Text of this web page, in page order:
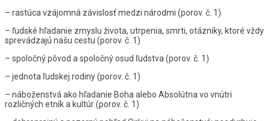
– rastúca vzájomná závislosť medzi národmi (porov. č. 1)
– ľudské hľadanie zmyslu života, utrpenia, smrti, otázniky, ktoré vždy
sprevádzajú našu cestu (porov. č. 1)
– spoločný pôvod a spoločný osud ľudstva (porov. č. 1)
– jednota ľudskej rodiny (porov. č. 1)
– náboženstvá ako hľadanie Boha alebo Absolútna vo vnútri
rozličných etník a kultúr (porov. č. 1)